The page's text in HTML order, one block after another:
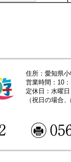
住所：愛知県
営業時間：10
定休日：水曜
（祝日の場合